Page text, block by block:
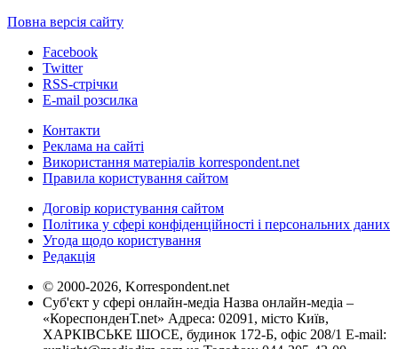
Повна версія сайту
Facebook
Twitter
RSS-стрічки
E-mail розсилка
Контакти
Реклама на сайті
Використання матеріалів korrespondent.net
Правила користування сайтом
Договір користування сайтом
Політика у сфері конфіденційності і персональних даних
Угода щодо користування
Редакція
© 2000-2026, Korrespondent.net
Суб'єкт у сфері онлайн-медіа Назва онлайн-медіа –
«КореспонденТ.net» Адреса: 02091, місто Київ,
ХАРКІВСЬКЕ ШОСЕ, будинок 172-Б, офіс 208/1 E-mail: